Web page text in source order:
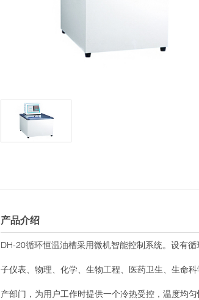
产品介绍
DH-20循环恒温油槽采用微机智能控制系统。设有
子仪表、物理、化学、生物工程、医药卫生、生命
产部门，为用户工作时提供一个冷热受控，温度均